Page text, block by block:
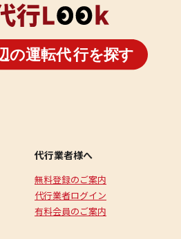
代行業者様へ
無料登録のご案内
代行業者ログイン
有料会員のご案内